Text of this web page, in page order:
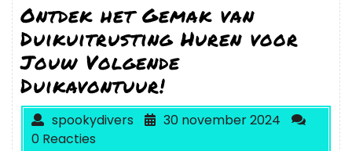
Ontdek het Gemak van
Duikuitrusting Huren voor
Jouw Volgende
Duikavontuur!
spookydivers
30 november 2024
0 Reacties